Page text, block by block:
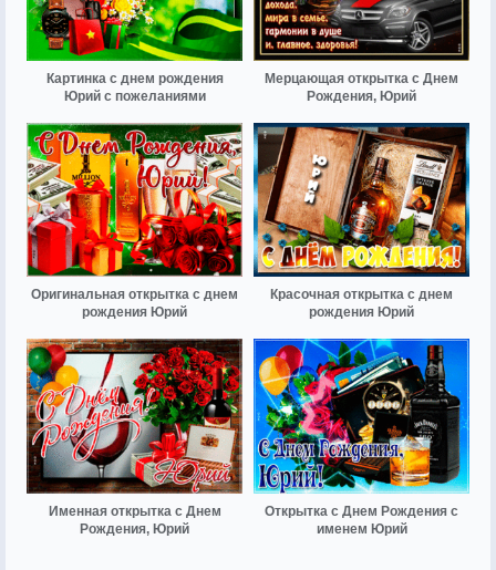
Картинка с днем рождения
Юрий с пожеланиями
Мерцающая открытка с Днем
Рождения, Юрий
Оригинальная открытка с днем
рождения Юрий
Красочная открытка с днем
рождения Юрий
Именная открытка с Днем
Рождения, Юрий
Открытка с Днем Рождения с
именем Юрий